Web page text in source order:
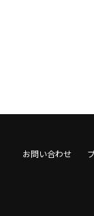
お問い合わせ